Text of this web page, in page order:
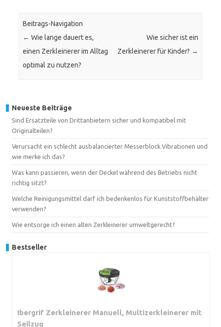
Beitrags-Navigation
← Wie lange dauert es,
einen Zerkleinerer im Alltag
optimal zu nutzen?
Wie sicher ist ein
Zerkleinerer für Kinder? →
Neueste Beiträge
Sind Ersatzteile von Drittanbietern sicher und kompatibel mit
Originalteilen?
Verursacht ein schlecht ausbalancierter Messerblock Vibrationen und
wie merke ich das?
Was kann passieren, wenn der Deckel während des Betriebs nicht
richtig sitzt?
Welche Reinigungsmittel darf ich bedenkenlos für Kunststoffbehälter
verwenden?
Wie entsorge ich einen alten Zerkleinerer umweltgerecht?
Bestseller
Ibergrif Zerkleinerer Manuell, Multizerkleinerer mit
Seilzug